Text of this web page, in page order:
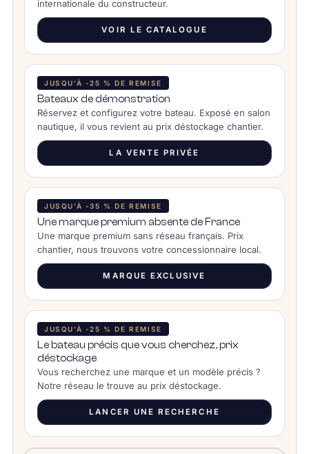
internationale du constructeur.
VOIR LE CATALOGUE
JUSQU’À -25 % DE REMISE
Bateaux de démonstration
Réservez et configurez votre bateau. Exposé en salon
nautique, il vous revient au prix déstockage chantier.
LA VENTE PRIVÉE
JUSQU’À -35 % DE REMISE
Une marque premium absente de France
Une marque premium sans réseau français. Prix
chantier, nous trouvons votre concessionnaire local.
MARQUE EXCLUSIVE
JUSQU’À -25 % DE REMISE
Le bateau précis que vous cherchez, prix
déstockage
Vous recherchez une marque et un modèle précis ?
Notre réseau le trouve au prix déstockage.
LANCER UNE RECHERCHE